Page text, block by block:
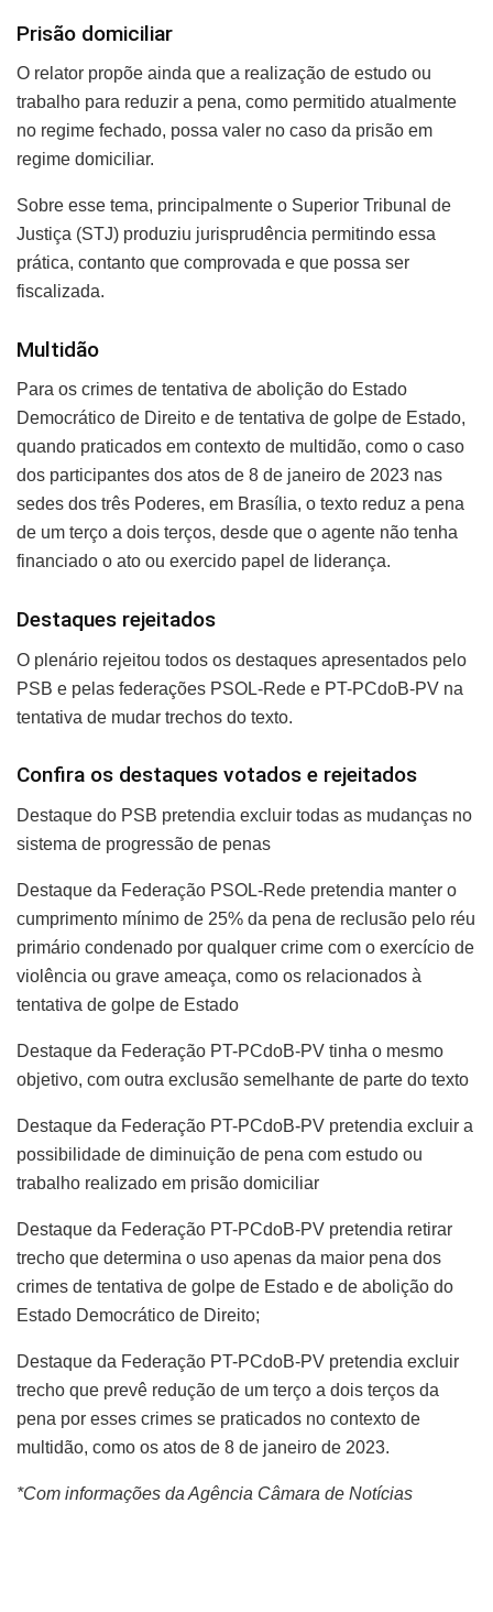
Prisão domiciliar
O relator propõe ainda que a realização de estudo ou
trabalho para reduzir a pena, como permitido atualmente
no regime fechado, possa valer no caso da prisão em
regime domiciliar.
Sobre esse tema, principalmente o Superior Tribunal de
Justiça (STJ) produziu jurisprudência permitindo essa
prática, contanto que comprovada e que possa ser
fiscalizada.
Multidão
Para os crimes de tentativa de abolição do Estado
Democrático de Direito e de tentativa de golpe de Estado,
quando praticados em contexto de multidão, como o caso
dos participantes dos atos de 8 de janeiro de 2023 nas
sedes dos três Poderes, em Brasília, o texto reduz a pena
de um terço a dois terços, desde que o agente não tenha
financiado o ato ou exercido papel de liderança.
Destaques rejeitados
O plenário rejeitou todos os destaques apresentados pelo
PSB e pelas federações PSOL-Rede e PT-PCdoB-PV na
tentativa de mudar trechos do texto.
Confira os destaques votados e rejeitados
Destaque do PSB pretendia excluir todas as mudanças no
sistema de progressão de penas
Destaque da Federação PSOL-Rede pretendia manter o
cumprimento mínimo de 25% da pena de reclusão pelo réu
primário condenado por qualquer crime com o exercício de
violência ou grave ameaça, como os relacionados à
tentativa de golpe de Estado
Destaque da Federação PT-PCdoB-PV tinha o mesmo
objetivo, com outra exclusão semelhante de parte do texto
Destaque da Federação PT-PCdoB-PV pretendia excluir a
possibilidade de diminuição de pena com estudo ou
trabalho realizado em prisão domiciliar
Destaque da Federação PT-PCdoB-PV pretendia retirar
trecho que determina o uso apenas da maior pena dos
crimes de tentativa de golpe de Estado e de abolição do
Estado Democrático de Direito;
Destaque da Federação PT-PCdoB-PV pretendia excluir
trecho que prevê redução de um terço a dois terços da
pena por esses crimes se praticados no contexto de
multidão, como os atos de 8 de janeiro de 2023.
*Com informações da Agência Câmara de Notícias